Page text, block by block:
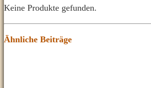
Keine Produkte gefunden.
Ähnliche Beiträge